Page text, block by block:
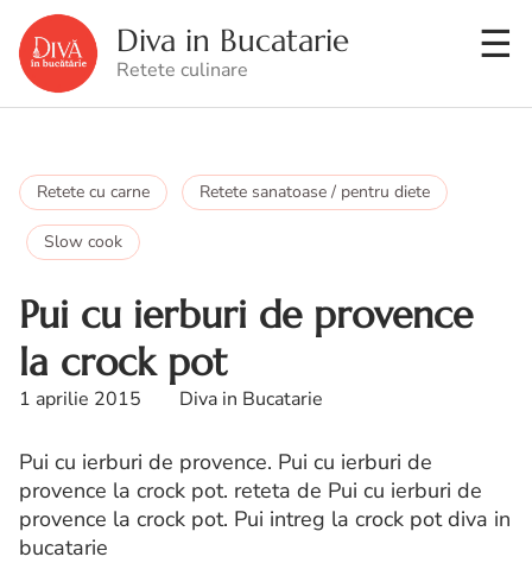
Diva in Bucatarie
Retete culinare
Retete cu carne Retete sanatoase / pentru diete
Slow cook
Pui cu ierburi de provence
la crock pot
1 aprilie 2015 Diva in Bucatarie
Pui cu ierburi de provence. Pui cu ierburi de
provence la crock pot. reteta de Pui cu ierburi de
provence la crock pot. Pui intreg la crock pot diva in
bucatarie